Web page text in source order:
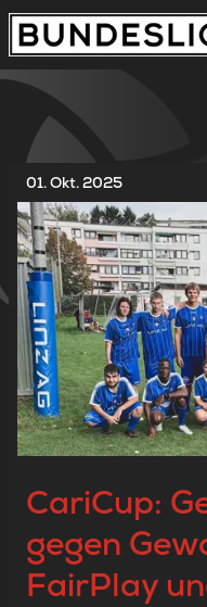
01. Okt. 2025
CariCup:
gegen
FairPlay